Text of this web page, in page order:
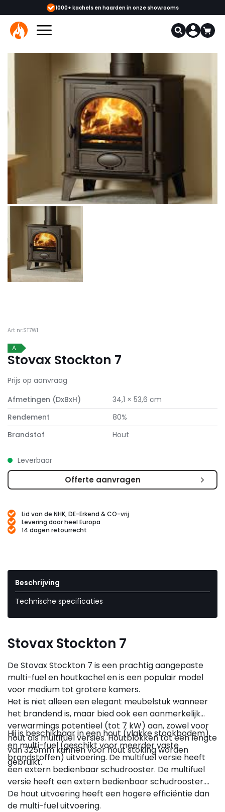
en haarden in onze showrooms Meer dan 12.000 onderdelen
Art nr:ST7W1
A
Stovax Stockton 7
Prijs op aanvraag
Afmetingen (DxBxH)
34,1 × 53,6 cm
Rendement
80%
Brandstof
Hout
Leverbaar
Offerte aanvragen
Lid van de NHK, DE-Erkend & CO-vrij
Levering door heel Europa
14 dagen retourrecht
Beschrijving
Technische specificaties
Stovax Stockton 7
De Stovax Stockton 7 is een prachtig aangepaste
multi-fuel en houtkachel en is een populair model
voor medium tot grotere kamers.
Het is niet alleen een elegant meubelstuk wanneer
het brandend is, maar bied ook een aanmerkelijk
verwarmings potentieel (tot 7 kW) aan, zowel voor
hout als multifuel versies. Houtblokken tot een lengte
van 325mm kunnen voor hout stoking worden
gebruikt.
Hij is beschikbaar in een hout (vlakke stookbodem)
en multi-fuel (geschikt voor meerder vaste
brandstoffen) uitvoering. De multifuel versie heeft
een extern bedienbaar schudrooster. De multifuel
versie heeft een extern bedienbaar schudrooster.
De hout uitvoering heeft een hogere efficiëntie dan
de multi-fuel uitvoering.